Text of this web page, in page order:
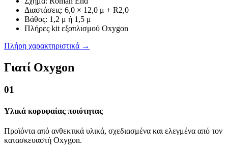
Διαστάσεις: 6,0 × 12,0 μ + R2,0
Βάθος: 1,2 μ ή 1,5 μ
Πλήρες kit εξοπλισμού Oxygon
Πλήρη χαρακτηριστικά →
Γιατί Oxygon
01
Υλικά κορυφαίας ποιότητας
Προϊόντα από ανθεκτικά υλικά, σχεδιασμένα και ελεγμένα από τον
κατασκευαστή Oxygon.